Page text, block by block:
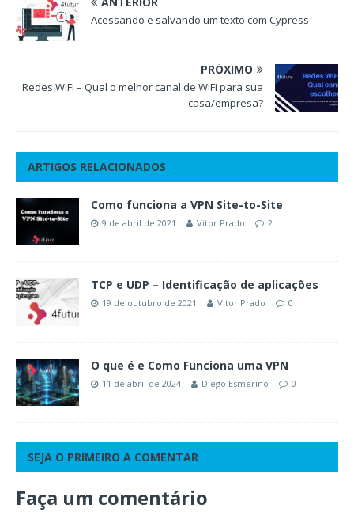
Acessando e salvando um texto com Cypress
PRÓXIMO
Redes WiFi – Qual o melhor canal de WiFi para sua
casa/empresa?
ARTIGOS RELACIONADOS
Como funciona a VPN Site-to-Site
9 de abril de 2021 Vitor Prado 2
TCP e UDP – Identificação de aplicações
19 de outubro de 2021 Vitor Prado 0
O que é e Como Funciona uma VPN
11 de abril de 2024 Diego Esmerino 0
SEJA O PRIMEIRO A COMENTAR
Faça um comentário